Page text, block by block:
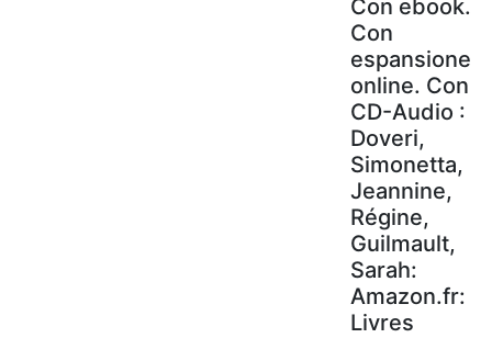
Con ebook.
Con
espansione
online. Con
CD-Audio :
Doveri,
Simonetta,
Jeannine,
Régine,
Guilmault,
Sarah:
Amazon.fr:
Livres